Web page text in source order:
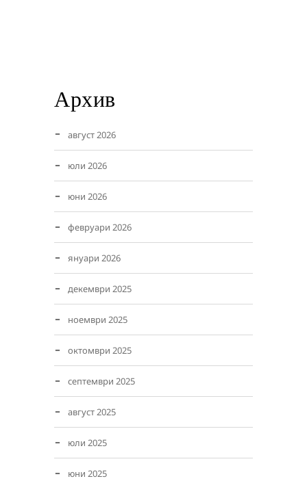
Архив
август 2026
юли 2026
юни 2026
февруари 2026
януари 2026
декември 2025
ноември 2025
октомври 2025
септември 2025
август 2025
юли 2025
юни 2025